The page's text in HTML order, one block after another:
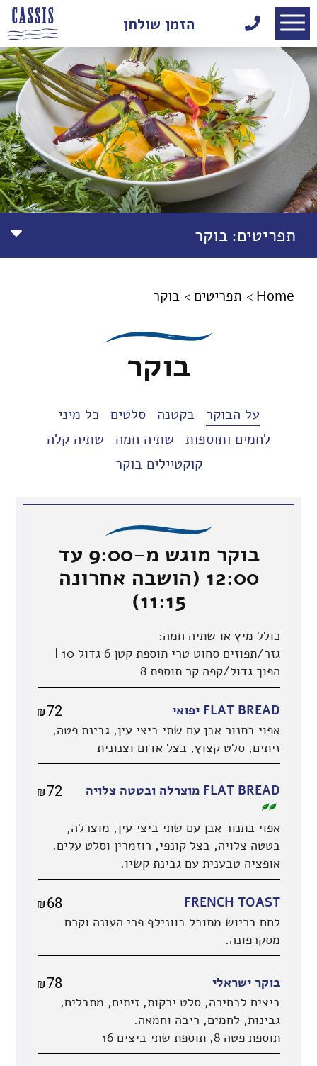
דלג לסרגל הניווט
דלג לתוכן
הזמן שולחן
תפריטים: בוקר
Home תפריטים בוקר
בוקר
על הבוקר בקטנה סלטים
כל מיני
לחמים ותוספות
שתיה חמה
שתיה קלה
קוקטיילים בוקר
בוקר מוגש מ-9:00 עד
12:00 (הושבה אחרונה
11:15)
כולל מיץ או שתיה חמה:
גזר/תפוזים סחוט טרי תוספת קטן 6 גדול 10 |
הפוך גדול/קפה קר תוספת 8
FLAT BREAD יפואי 72
אפוי בתנור אבן עם שתי ביצי עין, גבינת פטה,
זיתים, סלט קצוץ, בצל אדום וצנונית
FLAT BREAD מוצרלה ובטטה צלויה 72
אפוי בתנור אבן עם שתי ביצי עין, מוצרלה,
בטטה צלויה, בצל קונפי, רוזמרין וסלט עלים.
אופציה טבענית עם גבינת קשיו.
FRENCH TOAST
68
לחם בריוש מתובל בוונילף פרי העונה וקרם
מסקרפונה.
בוקר ישראלי 78
ביצים לבחירה, סלט ירקות, זיתים, מתבלים,
גבינות, לחמים, ריבה וחמאה.
תוספת פטה 8, תוספת שתי ביצים 16